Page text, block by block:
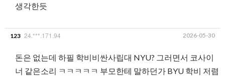
생각한듯
123 24.***.171.94 2026-05-30
돈은 없는데 하필 학비비싼사립대 NYU? 그러면서 코사이
너 같은소리 ㅋㅋㅋㅋㅋ 부모한테 말하던가 BYU 학비 저렴